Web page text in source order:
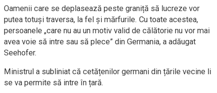
Oamenii care se deplasează peste graniță să lucreze vor
putea totuși traversa, la fel și mărfurile. Cu toate acestea,
persoanele „care nu au un motiv valid de călătorie nu vor mai
avea voie să intre sau să plece” din Germania, a adăugat
Seehofer.
Ministrul a subliniat că cetățenilor germani din țările vecine li
se va permite să intre în țară.